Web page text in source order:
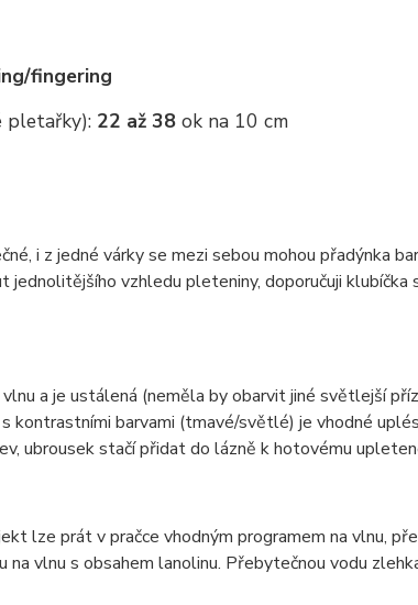
fingering
pletařky): 22 až 38ok na 10 cm
i z jedné várky se mezi sebou mohou přadýnka
jednolitějšího vzhledu pleteniny, doporučuji
a je ustálená (neměla by obarvit jiné světlejší
kontrastními barvami (tmavé/světlé) je vhodné
ubrousek stačí přidat do lázně k hotovému
lze prát v pračce vhodným programem na vlnu,
vlnu s obsahem lanolinu. Přebytečnou vodu